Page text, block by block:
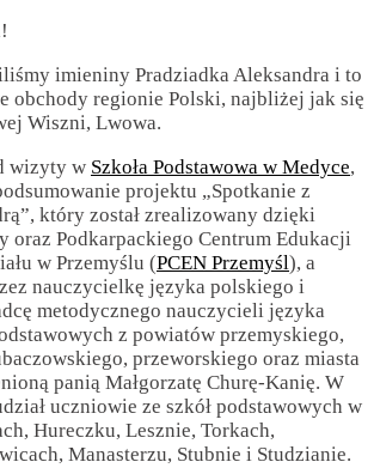
imieniny Pradziadka Aleksandra i to
obchody regionie Polski, najbliżej jak się
Wiszni, Lwowa.
wizyty w Szkoła Podstawowa w Medyce,
projektu „Spotkanie z
który został zrealizowany dzięki
oraz Podkarpackiego Centrum Edukacji
w Przemyślu (PCEN Przemyśl), a
nauczycielkę języka polskiego i
metodycznego nauczycieli języka
z powiatów przemyskiego,
przeworskiego oraz miasta
panią Małgorzatę Churę-Kanię. W
uczniowie ze szkół podstawowych w
Hureczku, Lesznie, Torkach,
Manasterzu, Stubnie i Studzianie.